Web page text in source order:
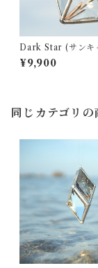
Dark Star (サンキャッチャー
・ ウォータープリ
¥9,900
同じカテゴリの